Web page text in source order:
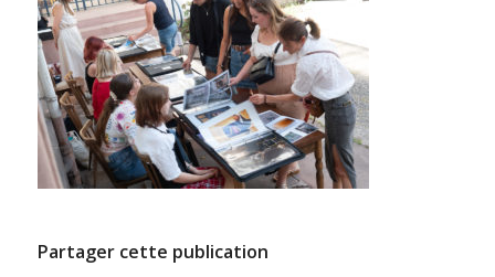
Partager cette publication